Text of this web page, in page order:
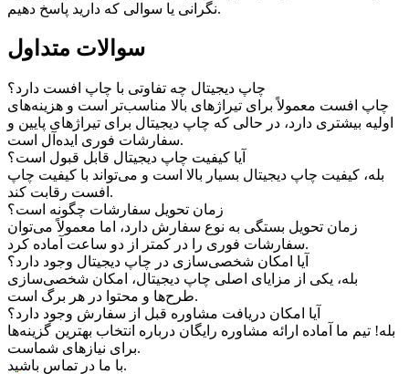
نگرانی یا سوالی که دارید پاسخ دهیم.
سوالات متداول
چاپ دیجیتال چه تفاوتی با چاپ افست دارد؟
چاپ افست معمولاً برای تیراژهای بالا مناسب‌تر است و هزینه‌های
اولیه بیشتری دارد، در حالی که چاپ دیجیتال برای تیراژهای پایین و
سفارشات فوری ایده‌آل است.
آیا کیفیت چاپ دیجیتال قابل قبول است؟
بله، کیفیت چاپ دیجیتال بسیار بالا است و می‌تواند با کیفیت چاپ
افست رقابت کند.
زمان تحویل سفارشات چگونه است؟
زمان تحویل بستگی به نوع سفارش دارد، اما معمولاً می‌توان
سفارشات فوری را در کمتر از دو ساعت آماده کرد.
آیا امکان شخصی‌سازی در چاپ دیجیتال وجود دارد؟
بله، یکی از مزایای اصلی چاپ دیجیتال، امکان شخصی‌سازی
طرح‌ها و محتوا در هر برگ است.
آیا امکان دریافت مشاوره قبل از سفارش وجود دارد؟
بله! تیم ما آماده ارائه مشاوره رایگان درباره انتخاب بهترین گزینه‌ها
برای نیازهای شماست.
با ما در تماس باشید.